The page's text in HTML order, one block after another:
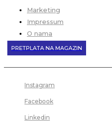
Marketing
Impressum
O nama
PRETPLATA NA MAGAZIN
Instagram
Facebook
Linkedin